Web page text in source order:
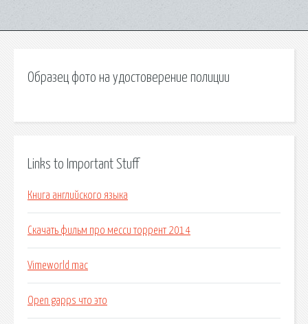
Образец фото на удостоверение полиции
Links to Important Stuff
Книга английского языка
Скачать фильм про месси торрент 2014
Vimeworld mac
Open gapps что это